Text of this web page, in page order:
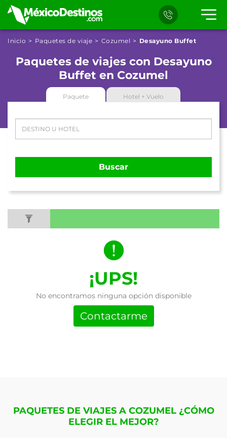
Inicio Paquetes de viaje Cozumel Desayuno Buffet
Paquetes de viajes con Desayuno
Buffet en Cozumel
Paquete Hotel + Vuelo
Buscar
¡UPS!
No encontramos ninguna opción disponible
Contactarme
PAQUETES DE VIAJES A COZUMEL ¿CÓMO
ELEGIR EL MEJOR?